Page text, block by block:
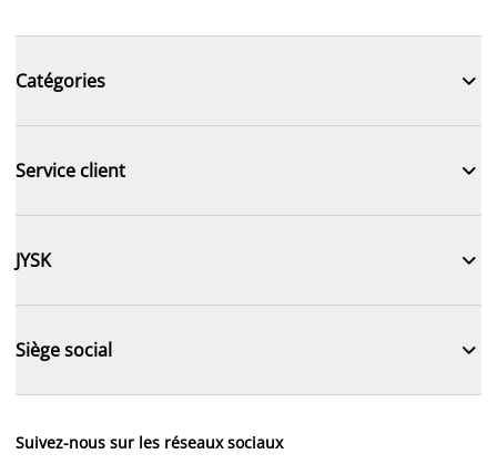
Catégories 
Service client 
JYSK 
Siège social 
Suivez-nous sur les réseaux sociaux